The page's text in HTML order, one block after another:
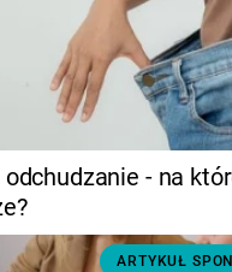
- na
ARTYKUŁ